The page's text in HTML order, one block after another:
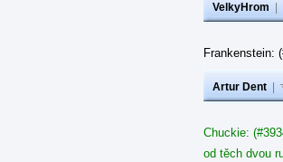
VelkyHrom
Frankenstein:
Artur Dent
Chuckie:
od těch dvou